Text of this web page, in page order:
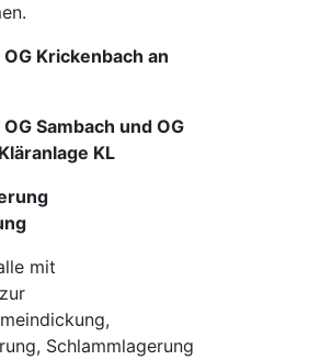
Krickenbach an
Sambach und OG
KL
mit
Schlammlagerung